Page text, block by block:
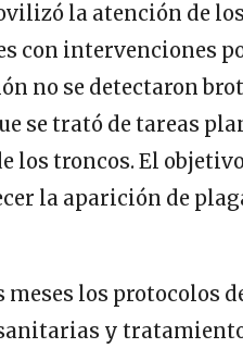
la atención de
con intervenciones
no se detectaron
se trató de tareas
los troncos. El
la aparición de
los protocolos
y